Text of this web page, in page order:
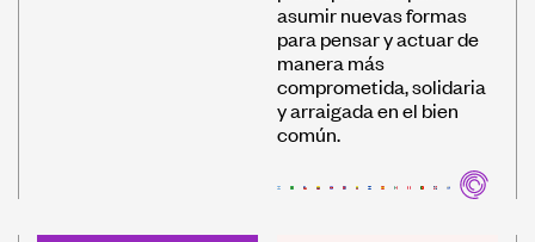
asumir nuevas formas
para pensar y actuar de
manera más
comprometida, solidaria
y arraigada en el bien
común.